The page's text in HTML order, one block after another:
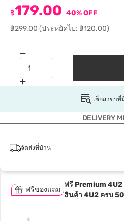
฿179.00 40% OFF
฿299.00(ประหยัดไป: ฿120.00)
เช็กสาขาที่
DELIVERY
จัดส่งที่บ้าน
ฟรีของแถม
ฟรี Premium
สินค้า 4U2 ครบ